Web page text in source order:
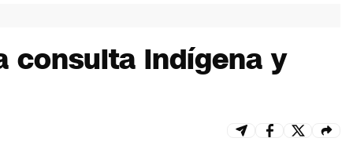
consulta indígena y